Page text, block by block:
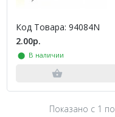
Код Товара: 94084N
2.00р.
⬤ В наличии
Показано с 1 по